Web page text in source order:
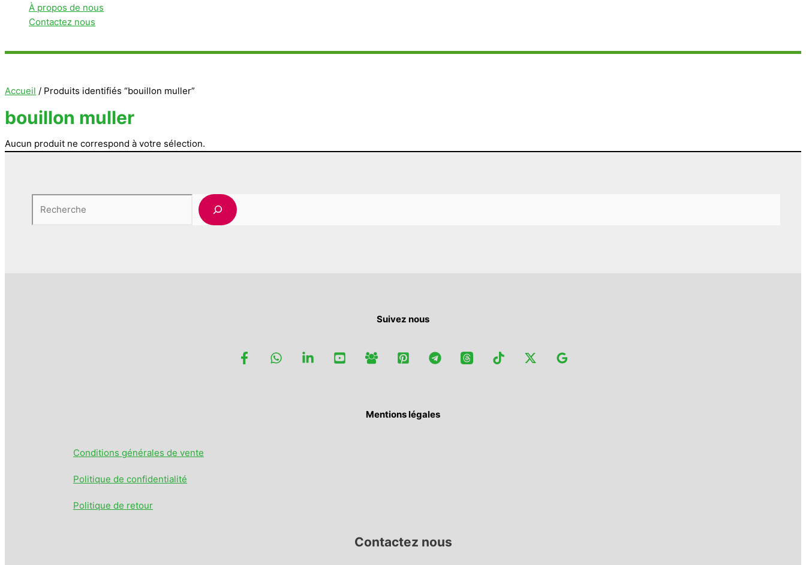
À propos de nous
Contactez nous
Accueil / Produits identifiés “bouillon muller”
bouillon muller
Aucun produit ne correspond à votre sélection.
Suivez nous
Mentions légales
Conditions générales de vente
Politique de confidentialité
Politique de retour
Contactez nous